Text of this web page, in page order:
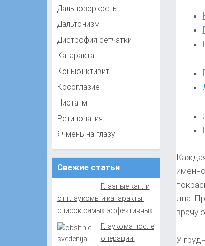
дна.
врачу
У
Дальнозоркость
Дальтонизм
Дистрофия сетчатки
Катаракта
Коньюнктивит
Косоглазие
Нистагм
Ретинопатия
Ячмень на глазу
Свежие статьи
Глазные капли
от глаукомы и катаракты:
список самых эффективных
Глаукома после
операции: